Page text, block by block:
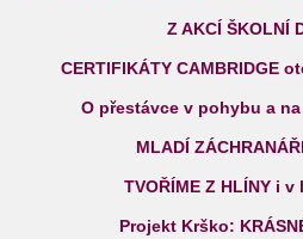
Z AKCÍ ŠKOLNÍ
CERTIFIKÁTY CAMBRIDGE
O přestávce v pohybu a
MLADÍ
TVOŘÍME Z HLÍNY i
Projekt Krško: